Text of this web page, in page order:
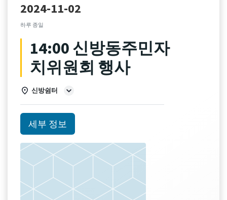
2024-11-02
하루 종일
14:00 신방동주민자
치위원회 행사
신방쉼터
세부 정보